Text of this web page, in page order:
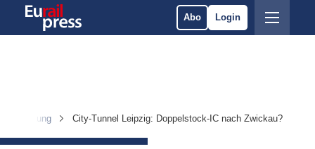
Abo Login
Ausrüstung City-Tunnel Leipzig: Doppelstock-IC nach Zwickau?